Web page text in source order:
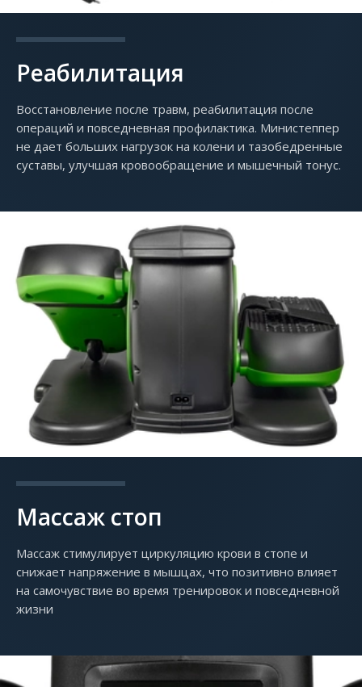
Реабилитация
Восстановление после травм, реабилитация после
операций и повседневная профилактика. Министеппер
не дает больших нагрузок на колени и тазобедренные
суставы, улучшая кровообращение и мышечный тонус.
Массаж стоп
Массаж стимулирует циркуляцию крови в стопе и
снижает напряжение в мышцах, что позитивно влияет
на самочувствие во время тренировок и повседневной
жизни